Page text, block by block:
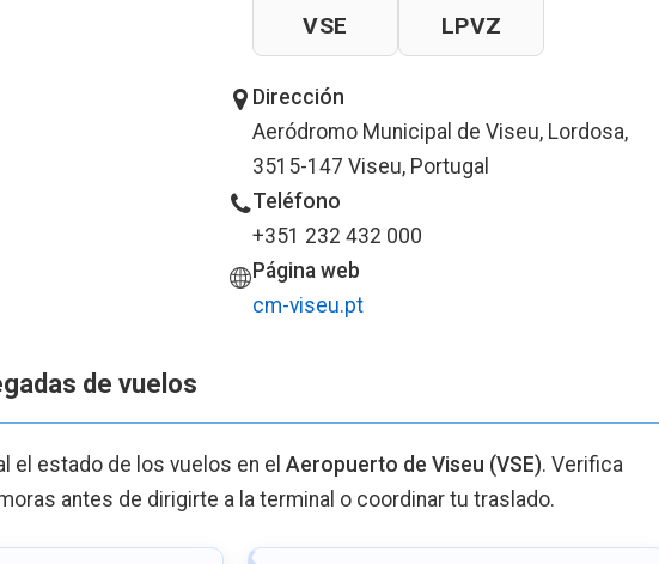
VSE LPVZ
Dirección
Aeródromo Municipal de Viseu, Lordosa,
3515-147 Viseu, Portugal
Teléfono
+351 232 432 000
Página web
cm-viseu.pt
de vuelos
el estado de los vuelos en el Aeropuerto de Viseu (VSE). Verifica
antes de dirigirte a la terminal o coordinar tu traslado.